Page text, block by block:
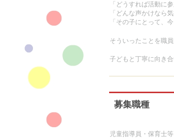
「どうすれば活動に
「どんな声かけなら
「その子にとって、
そういったことを職
子どもと丁寧に向き
募集職種
児童指導員・保育士等